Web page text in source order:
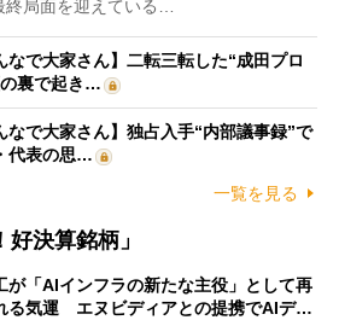
局面を迎えている…
なで大家さん】二転三転した“成田プロ
裏で起き…
なで大家さん】独占入手“内部議事録”で
代表の思…
一覧を見る
決算銘柄」
が「AIインフラの新たな主役」として再
る気運 エヌビディアとの提携でAIデ…